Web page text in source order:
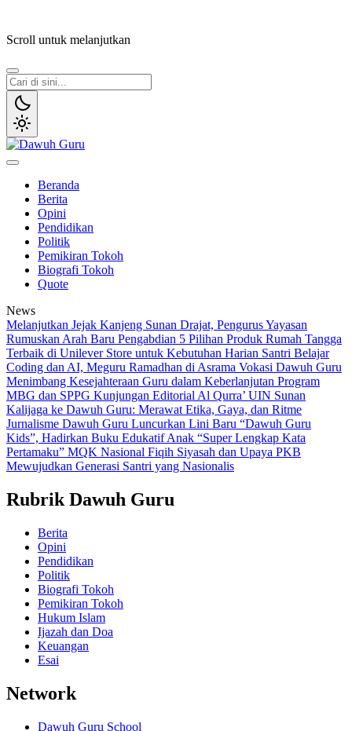
konten
Scroll untuk melanjutkan
Beranda
Berita
Opini
Pendidikan
Politik
Pemikiran Tokoh
Biografi Tokoh
Quote
News
Melanjutkan Jejak Kanjeng Sunan Drajat, Pengurus Yayasan
Rumuskan Arah Baru Pengabdian 5 Pilihan Produk Rumah Tangga
Terbaik di Unilever Store untuk Kebutuhan Harian Santri Belajar
Coding dan AI, Meguru Ramadhan di Asrama Vokasi Dawuh Guru
Menimbang Kesejahteraan Guru dalam Keberlanjutan Program
MBG dan SPPG Kunjungan Editorial Al Qurra’ UIN Sunan
Kalijaga ke Dawuh Guru: Merawat Etika, Gaya, dan Ritme
Jurnalisme Dawuh Guru Luncurkan Lini Baru “Dawuh Guru
Kids”, Hadirkan Buku Edukatif Anak “Super Lengkap Kata
Pertamaku” MQK Nasional Fiqih Siyasah dan Upaya PKB
Mewujudkan Generasi Santri yang Nasionalis
Rubrik Dawuh Guru
Berita
Opini
Pendidikan
Politik
Biografi Tokoh
Pemikiran Tokoh
Hukum Islam
Ijazah dan Doa
Keuangan
Esai
Network
Dawuh Guru School